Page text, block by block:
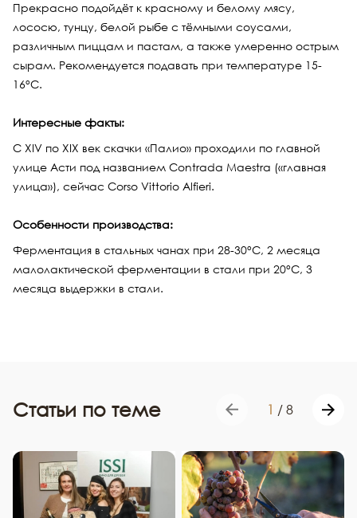
Прекрасно подойдёт к красному и белому мясу,
лососю, тунцу, белой рыбе с тёмными соусами,
различным пиццам и пастам, а также умеренно острым
сырам. Рекомендуется подавать при температуре 15-
16°С.
Интересные факты:
С XIV по XIX век скачки «Палио» проходили по главной
улице Асти под названием Contrada Maestra («главная
улица»), сейчас Corso Vittorio Alfieri.
Особенности производства:
Ферментация в стальных чанах при 28-30°С, 2 месяца
малолактической ферментации в стали при 20°С, 3
месяца выдержки в стали.
Статьи по теме 1 / 8